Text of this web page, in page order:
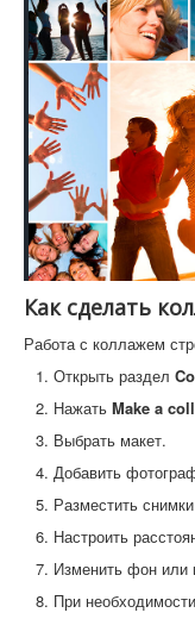
Как сделать
Работа с коллажем
Открыть раздел
Нажать Make a
Выбрать макет.
Добавить
Разместить
Настроить
Изменить фон или
При